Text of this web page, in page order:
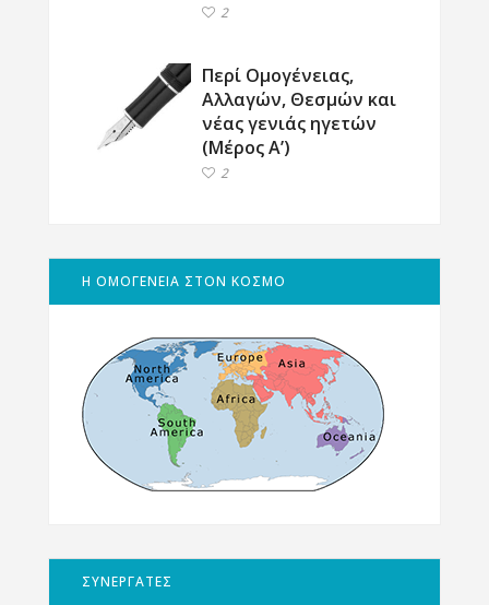
2
Περί Ομογένειας,
Αλλαγών, Θεσμών και
νέας γενιάς ηγετών
(Μέρος Α’)
2
Η ΟΜΟΓΕΝΕΙΑ ΣΤΟΝ ΚΟΣΜΟ
ΣΥΝΕΡΓΑΤΕΣ